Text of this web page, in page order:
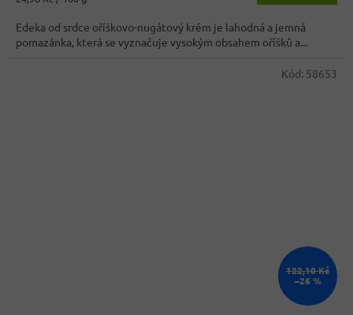
Edeka od srdce oříškovo-nugátový krém je lahodná a jemná
pomazánka, která se vyznačuje vysokým obsahem oříšků a...
122,10 Kč
–26 %
Kód: 58653